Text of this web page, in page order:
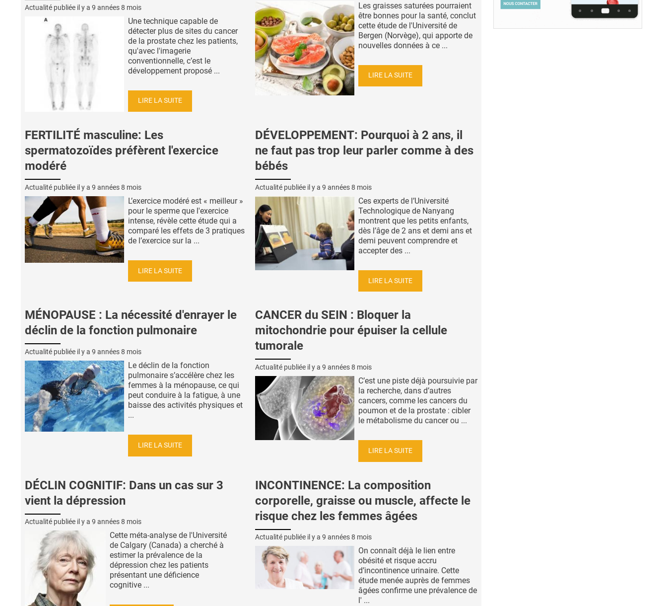
Actualité publiée il y a 9 années 8 mois
Une technique capable de
détecter plus de sites du cancer
de la prostate chez les patients,
qu'avec l'imagerie
conventionnelle, c’est le
développement proposé ...
LIRE LA SUITE
Les graisses saturées pourraient
être bonnes pour la santé, conclut
cette étude de l'Université de
Bergen (Norvège), qui apporte de
nouvelles données à ce ...
LIRE LA SUITE
FERTILITÉ masculine: Les
spermatozoïdes préfèrent l'exercice
modéré
Actualité publiée il y a 9 années 8 mois
L’exercice modéré est « meilleur »
pour le sperme que l'exercice
intense, révèle cette étude qui a
comparé les effets de 3 pratiques
de l’exercice sur la ...
LIRE LA SUITE
DÉVELOPPEMENT: Pourquoi à 2 ans, il
ne faut pas trop leur parler comme à des
bébés
Actualité publiée il y a 9 années 8 mois
Ces experts de l’Université
Technologique de Nanyang
montrent que les petits enfants,
dès l’âge de 2 ans et demi ans et
demi peuvent comprendre et
accepter des ...
LIRE LA SUITE
MÉNOPAUSE : La nécessité d'enrayer le
déclin de la fonction pulmonaire
Actualité publiée il y a 9 années 8 mois
Le déclin de la fonction
pulmonaire s’accélère chez les
femmes à la ménopause, ce qui
peut conduire à la fatigue, à une
baisse des activités physiques et
...
LIRE LA SUITE
CANCER du SEIN : Bloquer la
mitochondrie pour épuiser la cellule
tumorale
Actualité publiée il y a 9 années 8 mois
C’est une piste déjà poursuivie par
la recherche, dans d’autres
cancers, comme les cancers du
poumon et de la prostate : cibler
le métabolisme du cancer ou ...
LIRE LA SUITE
DÉCLIN COGNITIF: Dans un cas sur 3
vient la dépression
Actualité publiée il y a 9 années 8 mois
Cette méta-analyse de l'Université
de Calgary (Canada) a cherché à
estimer la prévalence de la
dépression chez les patients
présentant une déficience
cognitive ...
INCONTINENCE: La composition
corporelle, graisse ou muscle, affecte le
risque chez les femmes âgées
Actualité publiée il y a 9 années 8 mois
On connaît déjà le lien entre
obésité et risque accru
d’incontinence urinaire. Cette
étude menée auprès de femmes
âgées confirme une prévalence de
l' ...